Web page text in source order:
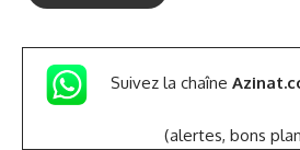
Suivez la chaîne
(alertes, bons